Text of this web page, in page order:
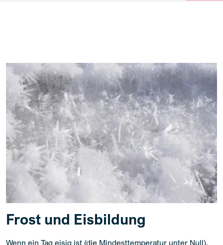
Frost und Eisbildung
Wenn ein Tag eisig ist (die Mindesttemperatur unter Null),